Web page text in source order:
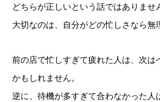
どちらが正しいという話ではありませ
大切なのは、自分がどの忙しさなら無
前の店で忙しすぎて疲れた人は、次は
かもしれません。
逆に、待機が多すぎて合わなかった人